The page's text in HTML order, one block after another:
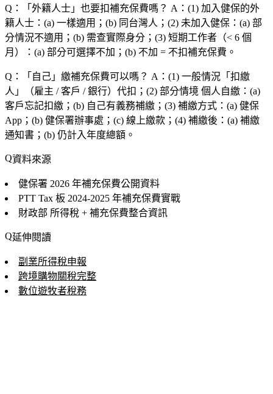
Q：「 外籍人士 」也要扣補充保費嗎？ A：(1) 加入健保的外
籍人士：(a) 一樣適用；(b) 同台灣人；(2) 未加入健保：(a) 部
分情況不適用；(b) 需查實際身分；(3) 短期工作者（< 6 個
月）：(a) 部分可選擇不加；(b) 不加 = 不扣補充保費。
Q：「 自己 」繳補充保費可以嗎？ A：(1) 一般情況「 扣繳
人 」（雇主 / 客戶 / 銀行）代扣；(2) 部分情境 個人自繳 ：(a)
客戶忘記扣繳；(b) 自己有義務補繳；(3) 補繳方式：(a) 健保
App；(b) 健保署辦事處；(c) 線上繳款；(4) 補繳後：(a) 補繳
通知書；(b) 仍計入年度總額。
資料來源
健保署 2026 年補充保費公開資料
PTT Tax 板 2024-2025 年補充保費實戰
財政部 所得稅 + 補充保費整合資訊
延伸閱讀
副業所得稅申報
跨境購物關稅完整
數位遊牧者稅務